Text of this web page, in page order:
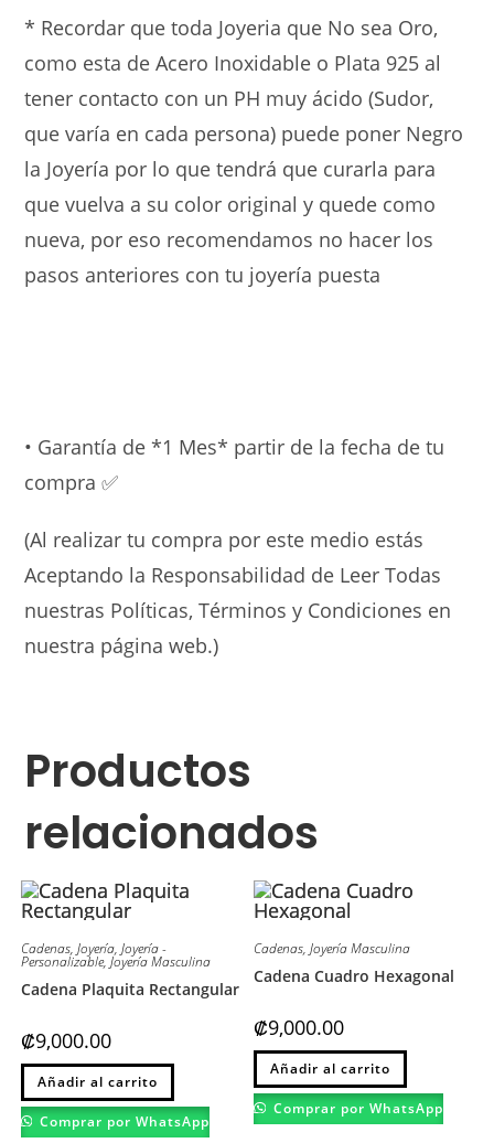
* Recordar que toda Joyeria que No sea Oro,
como esta de Acero Inoxidable o Plata 925 al
tener contacto con un PH muy ácido (Sudor,
que varía en cada persona) puede poner Negro
la Joyería por lo que tendrá que curarla para
que vuelva a su color original y quede como
nueva, por eso recomendamos no hacer los
pasos anteriores con tu joyería puesta
• Garantía de *1 Mes* partir de la fecha de tu
compra ✅
(Al realizar tu compra por este medio estás
Aceptando la Responsabilidad de Leer Todas
nuestras Políticas, Términos y Condiciones en
nuestra página web.)
Productos
relacionados
Cadenas, Joyería, Joyería -
Personalizable, Joyería Masculina
Cadena Plaquita Rectangular
₡9,000.00
Añadir al carrito
Este
tiene
múltiples
variantes.
Comprar por WhatsApp
Cadenas,Joyería Masculina
Cadena Cuadro Hexagonal
₡9,000.00
Añadir al carrito
Este
tiene
múltiples
variantes.
Comprar por WhatsApp